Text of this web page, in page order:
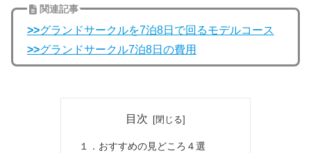
関連記事
>>グランドサークルを7泊8日で回るモデルコース
>>グランドサークル7泊8日の費用
目次
１．おすすめの見どころ４選